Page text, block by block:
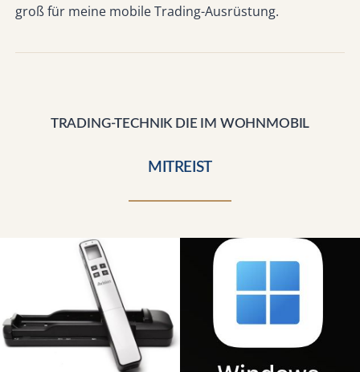
groß für meine mobile Trading-Ausrüstung.
TRADING-TECHNIK DIE IM WOHNMOBIL
MITREIST